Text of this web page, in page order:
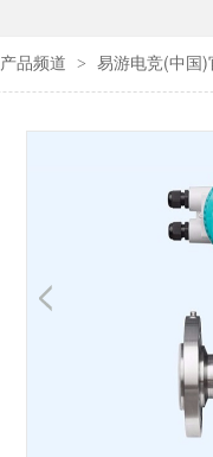
产品频道 > 易游电竞(中国